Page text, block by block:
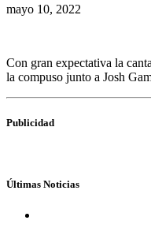
mayo 10, 2022
Con gran expectativa la
la compuso junto a Josh
Publicidad
Últimas Noticias